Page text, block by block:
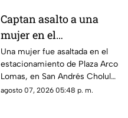
Captan asalto a una
mujer en el
estacionamiento de
Plaza Arco Lomas
Una mujer fue asaltada en el
estacionamiento de Plaza Arco
Lomas, en San Andrés Cholula.
El ataque quedó registrado por
agosto 07, 2026 05:48 p. m.